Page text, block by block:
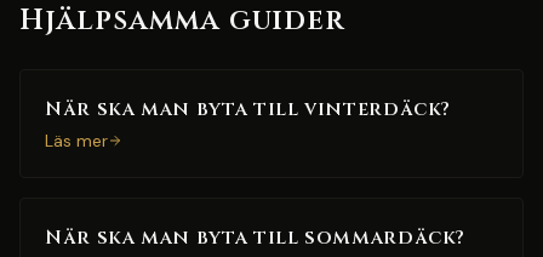
Hjälpsamma guider
När ska man byta till vinterdäck?
Läs mer
När ska man byta till sommardäck?